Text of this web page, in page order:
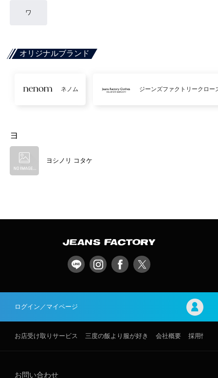
ワ
オリジナルブランド
ネノム ジーンズファクトリークロー
ヨ
ヨシノリ コタケ
ログイン／マイページ
お店受け取りサービス 三度の飯より服が好き 会社概要 採用情報
お問い合わせ